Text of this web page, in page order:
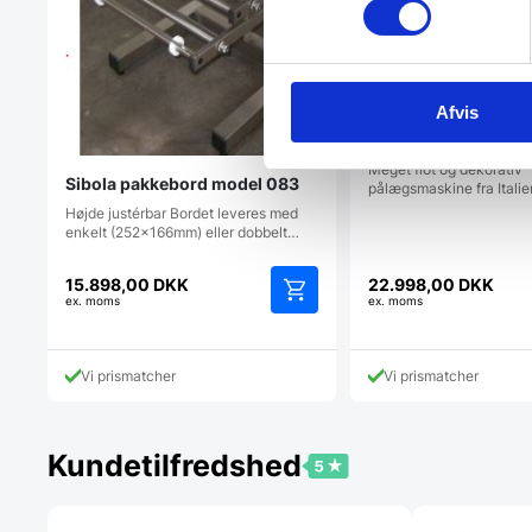
Afvis
Sibola pakkebord model 083
Højde justérbar Bordet leveres med
enkelt (252x166mm) eller dobbelt…
15.898,00 DKK
ex. moms
Vi prismatcher
Pålægsmaskine 25
DEKORATIV med
Meget flot og dekorativ
pålægsmaskine fra
22.998,00DKK
ex. moms
Vi prismatcher
Kundetilfredshed